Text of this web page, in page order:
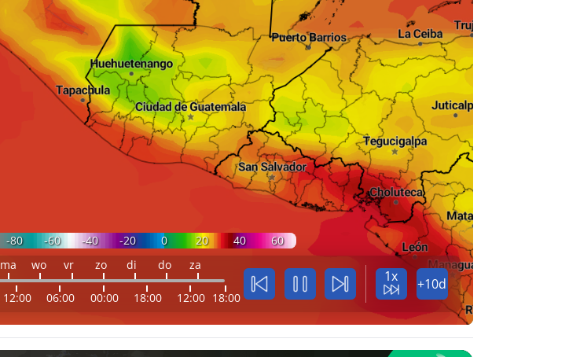
-80 -60 -40 -20 0 20 40
60
ma wo vr zo di do za
12:00 06:00 00:00 18:00 12:00 18:00
1x +10d